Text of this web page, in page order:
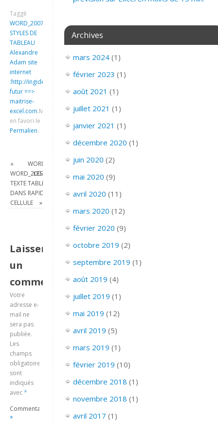
Taggé
WORD_2007_EMPLOYER
STYLES DE
TABLEAU
Alexandre
Adam site
internet
:http://ingideo.sharepoint.com
futur ==>
maitrise-
excel.com.Mettre
en favori le
Permalien.
«
WORD_2007_ALIGNEMENT
TEXTE
DANS
CELLULE
WORD_2007_UTILISER
LES
TABLEAUX
RAPIDES
»
Laisser
un
commentaire
Votre
adresse e-
mail ne
sera pas
publiée.
Les
champs
obligatoires
sont
indiqués
avec*
Commentaire
*
Archives
mars 2024(1)
février 2023 (1)
août 2021 (1)
juillet 2021 (1)
janvier 2021 (1)
décembre 2020 (1)
juin 2020 (2)
mai 2020 (9)
avril 2020 (11)
mars 2020 (12)
février 2020 (9)
octobre 2019 (2)
septembre 2019 (1)
août 2019 (4)
juillet 2019 (1)
mai 2019 (12)
avril 2019 (5)
mars 2019 (1)
février 2019 (10)
décembre 2018 (1)
novembre 2018 (1)
avril 2017 (1)